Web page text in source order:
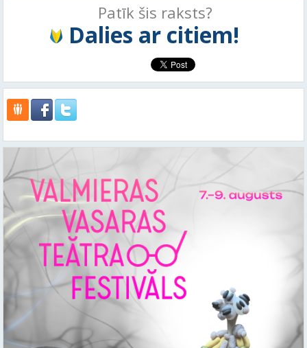
Patīk šis raksts?
Dalies ar citiem!